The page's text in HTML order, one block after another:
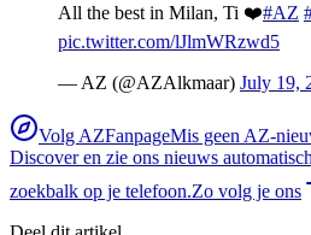
All the best in Milan, Ti ❤️#AZ
pic.twitter.com/lJlmWRzwd5
— AZ (@AZAlkmaar) July 19,
Volg AZFanpageMis geen AZ-
Discover en zie ons nieuws
zoekbalk op je telefoon.Zo volg je ons